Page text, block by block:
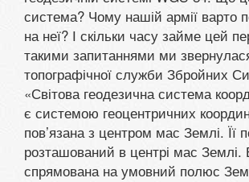
система? Чому нашій армії варто
на неї? І скільки часу займе цей
такими запитаннями ми
топографічної служби Збройних
«Світова геодезична система
є системою геоцентричних
пов’язана з центром мас Землі. Її
розташований в центрі мас Землі.
спрямована на умовний полюс